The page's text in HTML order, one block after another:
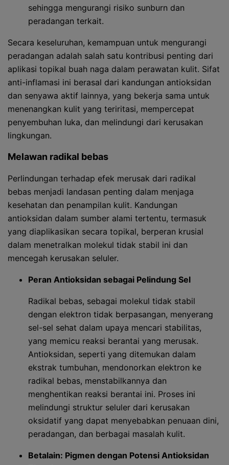
sehingga mengurangi risiko sunburn dan
peradangan terkait.
Secara keseluruhan, kemampuan untuk mengurangi
peradangan adalah salah satu kontribusi penting dari
aplikasi topikal buah naga dalam perawatan kulit. Sifat
anti-inflamasi ini berasal dari kandungan antioksidan
dan senyawa aktif lainnya, yang bekerja sama untuk
menenangkan kulit yang teriritasi, mempercepat
penyembuhan luka, dan melindungi dari kerusakan
lingkungan.
Melawan radikal bebas
Perlindungan terhadap efek merusak dari radikal
bebas menjadi landasan penting dalam menjaga
kesehatan dan penampilan kulit. Kandungan
antioksidan dalam sumber alami tertentu, termasuk
yang diaplikasikan secara topikal, berperan krusial
dalam menetralkan molekul tidak stabil ini dan
mencegah kerusakan seluler.
Peran Antioksidan sebagai Pelindung Sel
Radikal bebas, sebagai molekul tidak stabil
dengan elektron tidak berpasangan, menyerang
sel-sel sehat dalam upaya mencari stabilitas,
yang memicu reaksi berantai yang merusak.
Antioksidan, seperti yang ditemukan dalam
ekstrak tumbuhan, mendonorkan elektron ke
radikal bebas, menstabilkannya dan
menghentikan reaksi berantai ini. Proses ini
melindungi struktur seluler dari kerusakan
oksidatif yang dapat menyebabkan penuaan dini,
peradangan, dan berbagai masalah kulit.
Betalain: Pigmen dengan Potensi Antioksidan